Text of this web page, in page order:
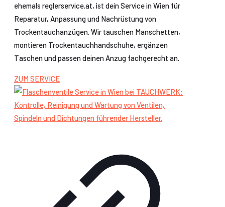
ehemals reglerservice.at, ist dein Service in Wien für
Reparatur, Anpassung und Nachrüstung von
Trockentauchanzügen. Wir tauschen Manschetten,
montieren Trockentauchhandschuhe, ergänzen
Taschen und passen deinen Anzug fachgerecht an.
ZUM SERVICE